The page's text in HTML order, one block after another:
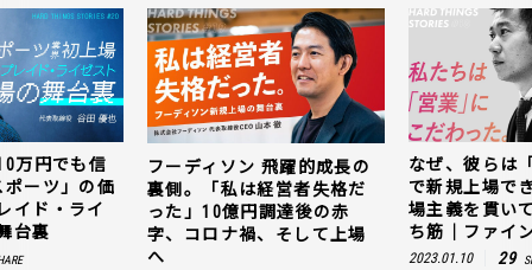
万円でも信
ーツ」の価
イド・ライ
台裏
フーディソン 飛躍的成長の
裏側。「私は経営者失格だ
った」10億円調達後の赤
字、コロナ禍、そして上場
へ
なぜ、彼らは
で新規上場で
場主義を貫い
ち筋｜ファイ
2023.01.10 29